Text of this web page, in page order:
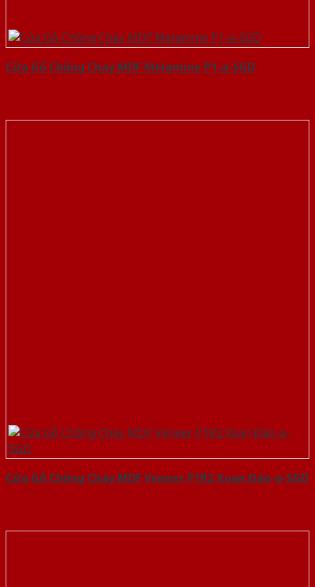
Cửa Gỗ Chống Cháy MDF Melamine P1-a-SGD
Cửa Gỗ Chống Cháy MDF Veneer P1R2 Xoan Đào-a-SGD